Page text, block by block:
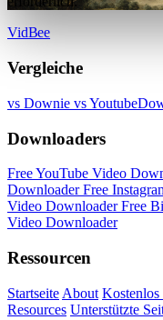
VidBee
Vergleiche
vs Downie vs
Downloaders
Free YouTube Video
DownloaderFree
Video DownloaderFree
Video Downloader
Ressourcen
Startseite About Kostenlos
Resources Unterstützte